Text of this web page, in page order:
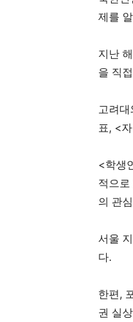
제를
지난
을 직
고려
표, <
<학생
적으
의 관
서울
다.
한편,
권 실